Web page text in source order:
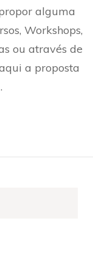
alguma
Workshops,
ou através de
a proposta